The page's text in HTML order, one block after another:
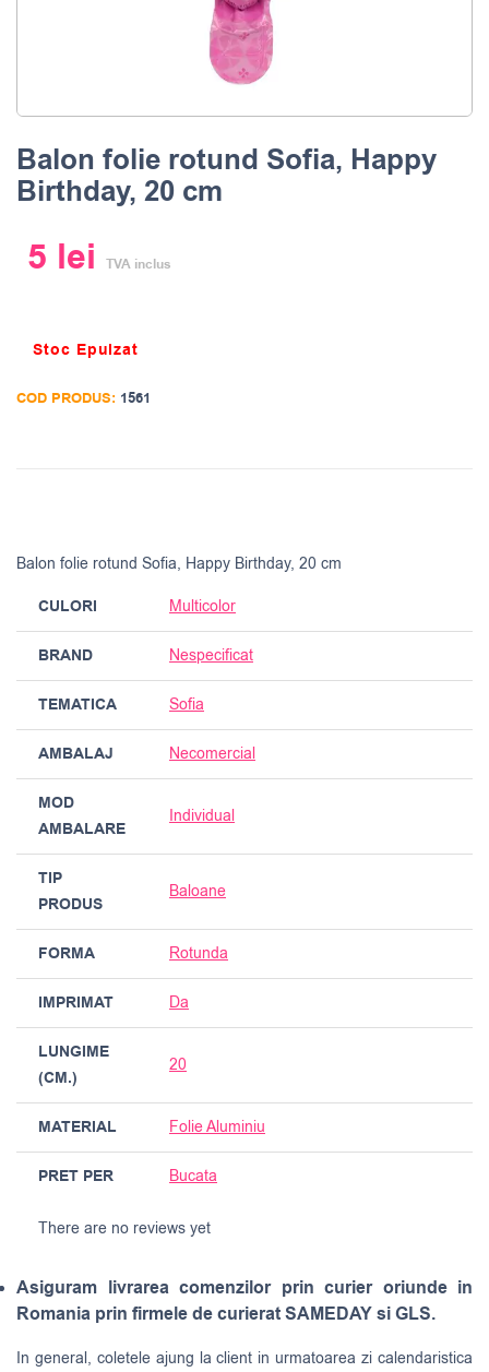
Balon folie rotund Sofia, Happy
Birthday, 20 cm
5 lei TVA inclus
Stoc Epuizat
COD PRODUS: 1561
Balon folie rotund Sofia, Happy Birthday, 20 cm
CULORI Multicolor
BRAND Nespecificat
TEMATICA Sofia
AMBALAJ Necomercial
MOD
AMBALARE
Individual
TIP
PRODUS
Baloane
FORMA Rotunda
IMPRIMAT Da
LUNGIME
(CM.)
20
MATERIAL Folie Aluminiu
PRET PER Bucata
There are no reviews yet
Asiguram livrarea comenzilor prin curier oriunde in
Romania prin firmele de curierat SAMEDAY si GLS.
In general, coletele ajung la client in urmatoarea zi calendaristica